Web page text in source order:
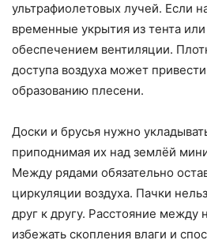
ультрафиолетовых лучей. Если
временные укрытия из тента
обеспечением вентиляции.
доступа воздуха может
образованию плесени.
Доски и брусья нужно
приподнимая их над землёй
Между рядами обязательно
циркуляции воздуха. Пачки
друг к другу. Расстояние между
избежать скопления влаги и